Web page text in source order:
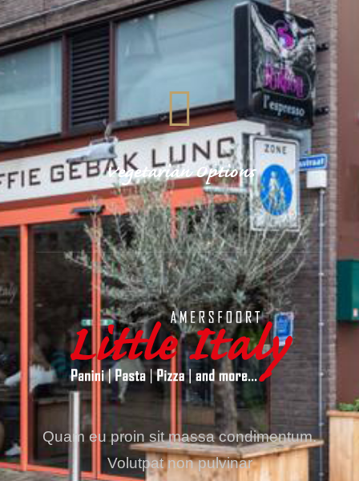
Vegetarian Options
Quam eu proin sit massa condimentum.
Volutpat non pulvinar